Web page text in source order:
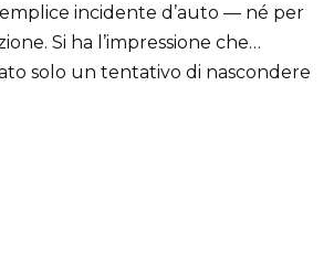
incidente d’auto — né per
Si ha l’impressione che…
solo un tentativo di nascondere